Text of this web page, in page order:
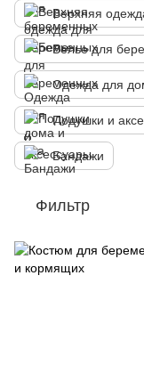
Верхняя
Белье для
Одежда для
Подушки и
Бандажи
Фильтр